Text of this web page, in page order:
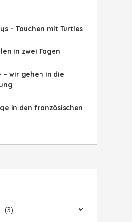
– Tauchen mit Turtles
in zwei Tagen
– wir gehen in die
in den französischen